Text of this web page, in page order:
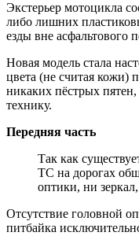
Экстерьер мотоцикла
либо лишних
езды вне асфальтового
Новая модель стала
цвета (не считая кожи)
никаких пёстрых
технику.
Передняя часть
Так как
ТС на дорогах
оптики, ни
Отсутствие головной
питбайка